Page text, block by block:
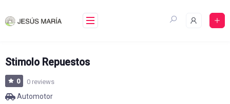
to
Stimolo Repuestos
0 0 reviews
Automotor